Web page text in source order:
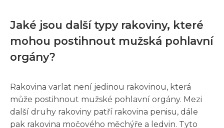
Jaké jsou další typy rakoviny, které
mohou postihnout mužská pohlavní
orgány?
Rakovina varlat není jedinou rakovinou, která
může postihnout mužské pohlavní orgány. Mezi
další druhy rakoviny patří rakovina penisu, dále
pak rakovina močového měchýře a ledvin. Tyto